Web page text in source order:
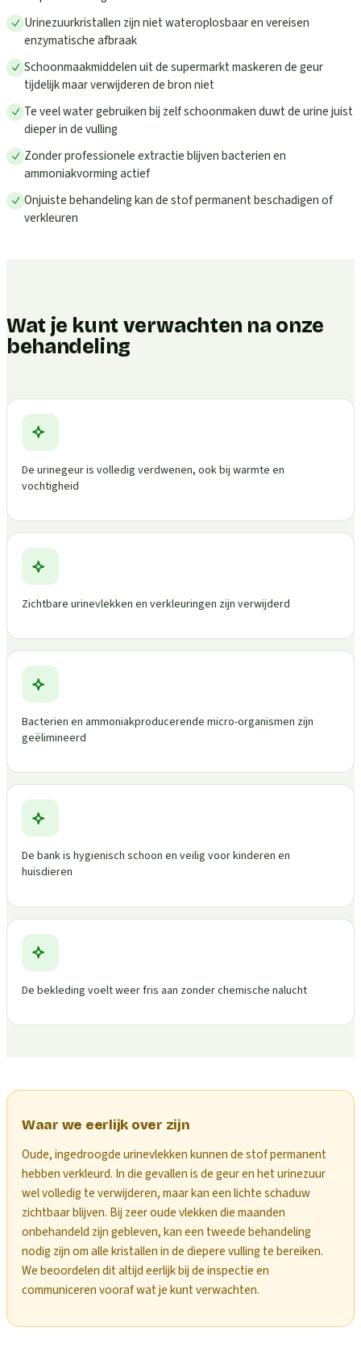
Urinezuurkristallen zijn niet wateroplosbaar en vereisen
enzymatische afbraak
Schoonmaakmiddelen uit de supermarkt maskeren de geur
tijdelijk maar verwijderen de bron niet
Te veel water gebruiken bij zelf schoonmaken duwt de urine juist
dieper in de vulling
Zonder professionele extractie blijven bacterien en
ammoniakvorming actief
Onjuiste behandeling kan de stof permanent beschadigen of
verkleuren
Wat je kunt verwachten na onze
behandeling
De urinegeur is volledig verdwenen, ook bij warmte en
vochtigheid
Zichtbare urinevlekken en verkleuringen zijn verwijderd
Bacterien en ammoniakproducerende micro-organismen zijn
geëlimineerd
De bank is hygienisch schoon en veilig voor kinderen en
huisdieren
De bekleding voelt weer fris aan zonder chemische nalucht
Waar we eerlijk over zijn
Oude, ingedroogde urinevlekken kunnen de stof permanent
hebben verkleurd. In die gevallen is de geur en het urinezuur
wel volledig te verwijderen, maar kan een lichte schaduw
zichtbaar blijven. Bij zeer oude vlekken die maanden
onbehandeld zijn gebleven, kan een tweede behandeling
nodig zijn om alle kristallen in de diepere vulling te bereiken.
We beoordelen dit altijd eerlijk bij de inspectie en
communiceren vooraf wat je kunt verwachten.